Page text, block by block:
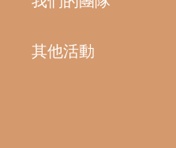
其他活動